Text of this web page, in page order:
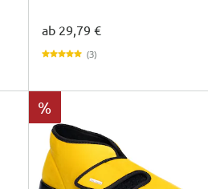
ab 29,79 €
(3)
%